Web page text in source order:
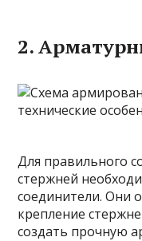
2.
Для правильного
стержней
соединители. Они
крепление
создать прочную